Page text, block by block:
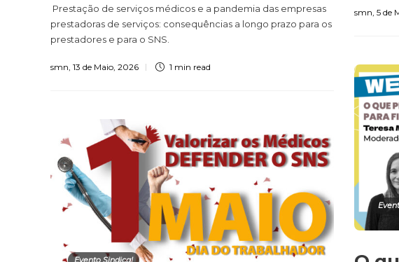
Prestação de serviços médicos e a pandemia das empresas
prestadoras de serviços: consequências a longo prazo para os
prestadores e para o SNS.
smn, 13 de Maio, 2026 1 min read
smn, 5 de